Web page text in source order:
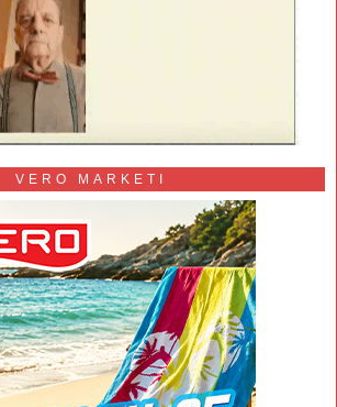
VERO MARKETI